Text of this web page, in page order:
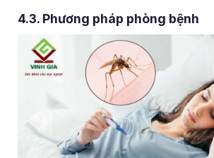
4.3. Phương pháp phòng bệnh